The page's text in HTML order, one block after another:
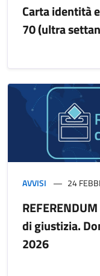
Carta identità
70 (ultra
AVVISI 24
di giustizia.
2026